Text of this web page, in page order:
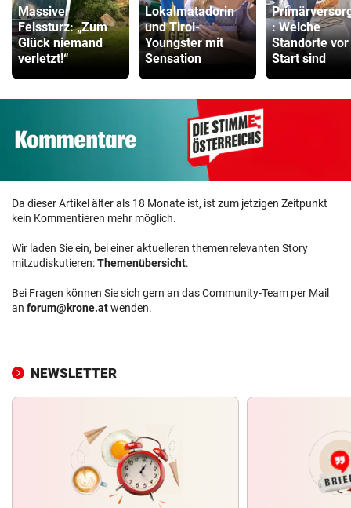
Massiver
Felssturz: „Zum
Glück niemand
verletzt!“
Lokalmatadorin
und Tirol-
Youngster mit
Sensation
: Welche
Standorte vor
Start sind
Da dieser Artikel älter als 18 Monate ist, ist zum jetzigen Zeitpunkt
kein Kommentieren mehr möglich.
Wir laden Sie ein, bei einer aktuelleren themenrelevanten Story
mitzudiskutieren:Themenübersicht.
Bei Fragen können Sie sich gern an das Community-Team per Mail
an forum@krone.atwenden.
NEWSLETTER